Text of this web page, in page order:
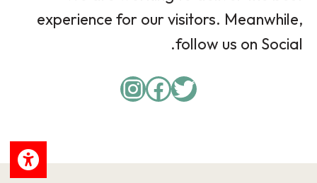
experience for our visitors. Meanwhile,
follow us on Social.
Twitter
Facebook
Instagram